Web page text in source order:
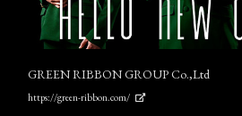
GREEN RIBBON GROUP Co.,Ltd
https://green-ribbon.com/